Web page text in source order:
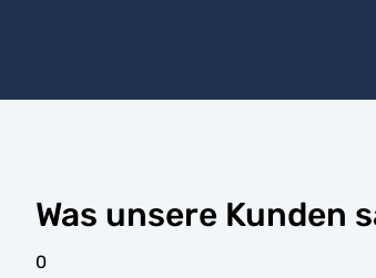
Was unsere Kunden
0